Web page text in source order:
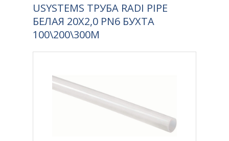
USYSTEMS ТРУБА RADI PIPE
БЕЛАЯ 20X2,0 PN6 БУХТА
100\200\300М